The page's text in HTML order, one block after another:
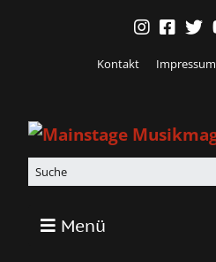
Kontakt Impressum
Menü